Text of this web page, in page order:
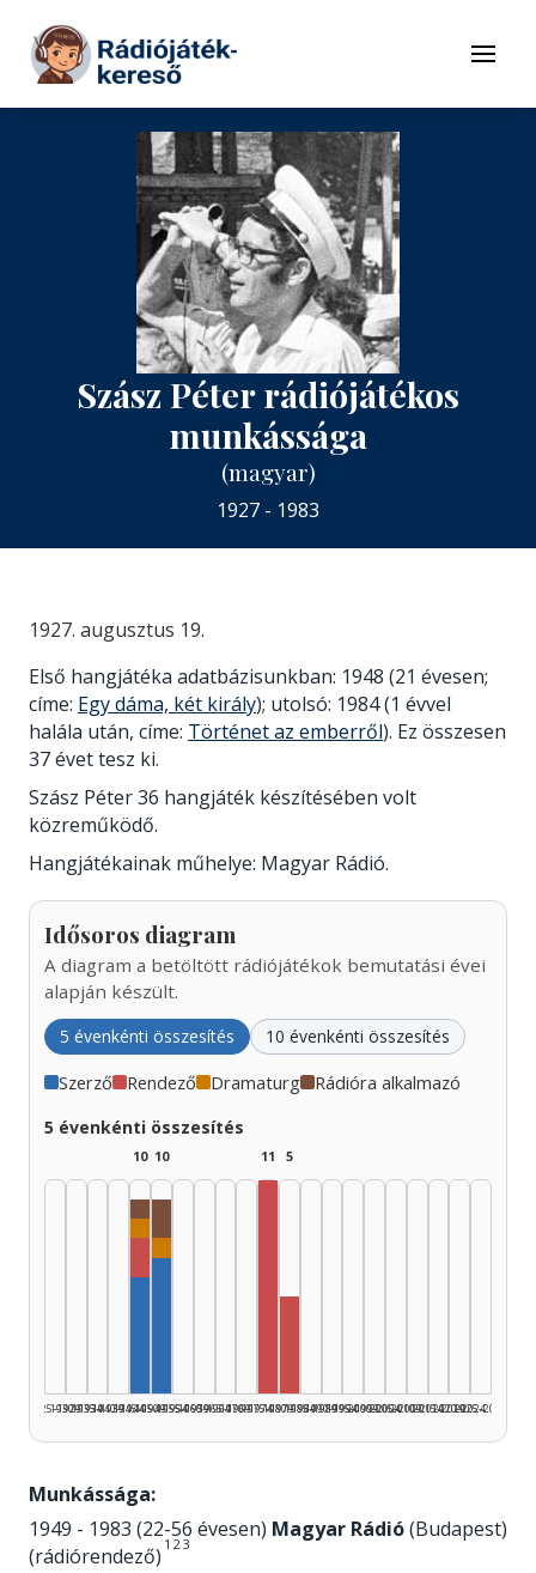
Tovább a tartalomhoz
Menü
Szász Péter rádiójátékos
munkássága
(magyar)
1927 - 1983
1927. augusztus 19.
Első hangjátéka adatbázisunkban: 1948 (21 évesen;
címe: Egy dáma, két király); utolsó: 1984 (1 évvel
halála után, címe: Történet az emberről). Ez összesen
37 évet tesz ki.
Szász Péter 36 hangjáték készítésében volt
közreműködő.
Hangjátékainak műhelye: Magyar Rádió.
Idősoros diagram
A diagram a betöltött rádiójátékok bemutatási évei
alapján készült.
5 évenkénti összesítés 10 évenkénti összesítés
Szerző Rendező Dramaturg Rádióra alkalmazó
5 évenkénti összesítés
1925–1929
1930–1934
1935–1939
1940–1944
10
Rendező, 1945–1949: 2
Dramaturg, 1945–1949: 1
Rádióra alkalmazó, 1945–1949: 1
1945–1949
10
Dramaturg, 1950–1954: 1
Rádióra alkalmazó, 1950–1954: 2
1950–1954
1955–1959
1960–1964
1965–1969
1970–1974
11
Rendező, 1975–1979: 11
1975–1979
5
1980–1984
1985–1989
1990–1994
1995–1999
2000–2004
2005–2009
2010–2014
2015–2019
2020–2024
2025–2026
Munkássága:
1949 - 1983 (22-56 évesen) Magyar Rádió(Budapest)
(rádiórendező) 1 2 3